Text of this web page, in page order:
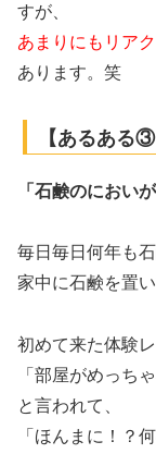
すが、
あまりにもリア
あります。笑
【あるある③
「石鹸のにおい
毎日毎日何年も
家中に石鹸を置
初めて来た体験
「部屋がめっち
と言われて、
「ほんまに！？